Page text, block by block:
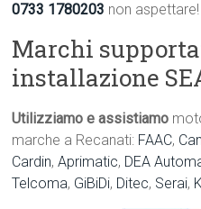
0733 1780203 non aspettare!
Marchi
installazione
Utilizziamo e assistiamo
marche a Recanati: FAAC,
Cardin,Aprimatic, DEA
Telcoma, GiBiDi, Ditec, Serai,